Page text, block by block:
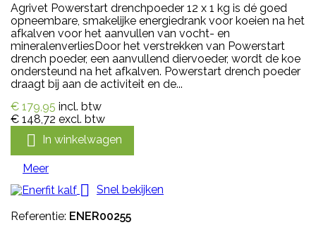
Agrivet Powerstart drenchpoeder 12 x 1 kg is dé goed
opneembare, smakelijke energiedrank voor koeien na het
afkalven voor het aanvullen van vocht- en
mineralenverliesDoor het verstrekken van Powerstart
drench poeder, een aanvullend diervoeder, wordt de koe
ondersteund na het afkalven. Powerstart drench poeder
draagt bij aan de activiteit en de...
€ 179,95 incl. btw
€ 148,72 excl. btw
 In winkelwagen
Meer
 Snel bekijken
Referentie: ENER00255